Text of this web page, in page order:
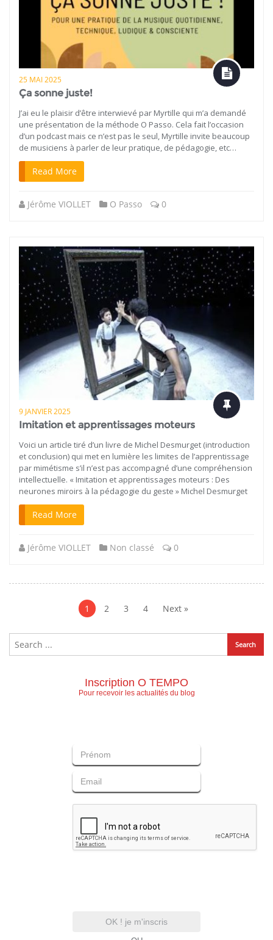
25 MAI 2025
Ça sonne juste!
J’ai eu le plaisir d’être interwievé par Myrtille qui m’a demandé
une présentation de la méthode O Passo. Cela fait l’occasion
d’un podcast mais ce n’est pas le seul, Myrtille invite beaucoup
de musiciens à parler de leur pratique, de pédagogie, etc…
Read More
Jérôme VIOLLET O Passo 0
9 JANVIER 2025
Imitation et apprentissages moteurs
Voici un article tiré d’un livre de Michel Desmurget (introduction
et conclusion) qui met en lumière les limites de l’apprentissage
par mimétisme s’il n’est pas accompagné d’une compréhension
intellectuelle. « Imitation et apprentissages moteurs : Des
neurones miroirs à la pédagogie du geste » Michel Desmurget
Read More
Jérôme VIOLLET Non classé 0
1 2 3 4 Next »
Inscription O TEMPO
Pour recevoir les actualités du blog
OK ! je m'inscris